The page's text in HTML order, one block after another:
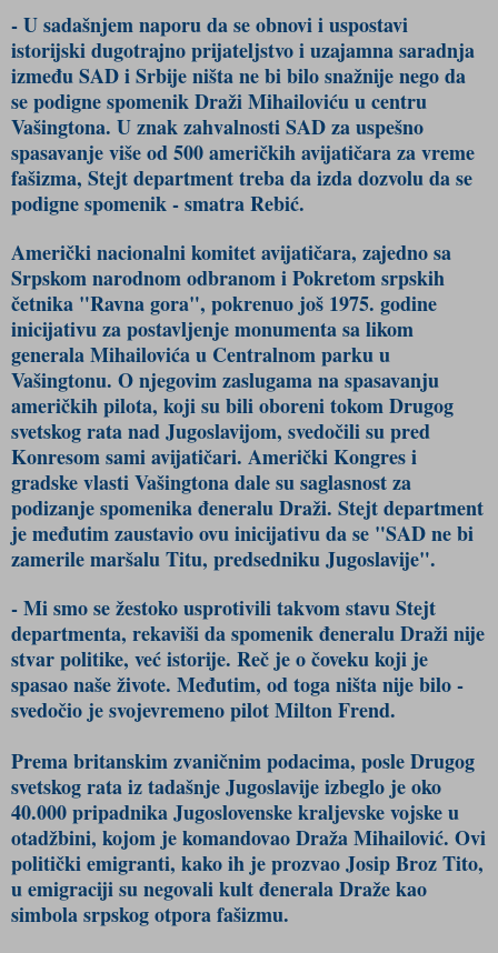
- U sadašnjem naporu da se obnovi i uspostavi
istorijski dugotrajno prijateljstvo i uzajamna saradnja
između SAD i Srbije ništa ne bi bilo snažnije nego da
se podigne spomenik Draži Mihailoviću u centru
Vašingtona. U znak zahvalnosti SAD za uspešno
spasavanje više od 500 američkih avijatičara za vreme
fašizma, Stejt department treba da izda dozvolu da se
podigne spomenik - smatra Rebić.
Američki nacionalni komitet avijatičara, zajedno sa
Srpskom narodnom odbranom i Pokretom srpskih
četnika "Ravna gora", pokrenuo još 1975. godine
inicijativu za postavljenje monumenta sa likom
generala Mihailovića u Centralnom parku u
Vašingtonu. O njegovim zaslugama na spasavanju
američkih pilota, koji su bili oboreni tokom Drugog
svetskog rata nad Jugoslavijom, svedočili su pred
Konresom sami avijatičari. Američki Kongres i
gradske vlasti Vašingtona dale su saglasnost za
podizanje spomenika đeneralu Draži. Stejt department
je međutim zaustavio ovu inicijativu da se "SAD ne bi
zamerile maršalu Titu, predsedniku Jugoslavije".
- Mi smo se žestoko usprotivili takvom stavu Stejt
departmenta, rekaviši da spomenik đeneralu Draži nije
stvar politike, već istorije. Reč je o čoveku koji je
spasao naše živote. Međutim, od toga ništa nije bilo -
svedočio je svojevremeno pilot Milton Frend.
Prema britanskim zvaničnim podacima, posle Drugog
svetskog rata iz tadašnje Jugoslavije izbeglo je oko
40.000 pripadnika Jugoslovenske kraljevske vojske u
otadžbini, kojom je komandovao Draža Mihailović. Ovi
politički emigranti, kako ih je prozvao Josip Broz Tito,
u emigraciji su negovali kult đenerala Draže kao
simbola srpskog otpora fašizmu.